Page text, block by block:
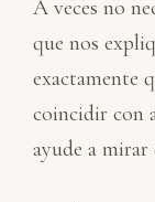
A veces no
que nos
exactamente
coincidir con
ayude a mirar